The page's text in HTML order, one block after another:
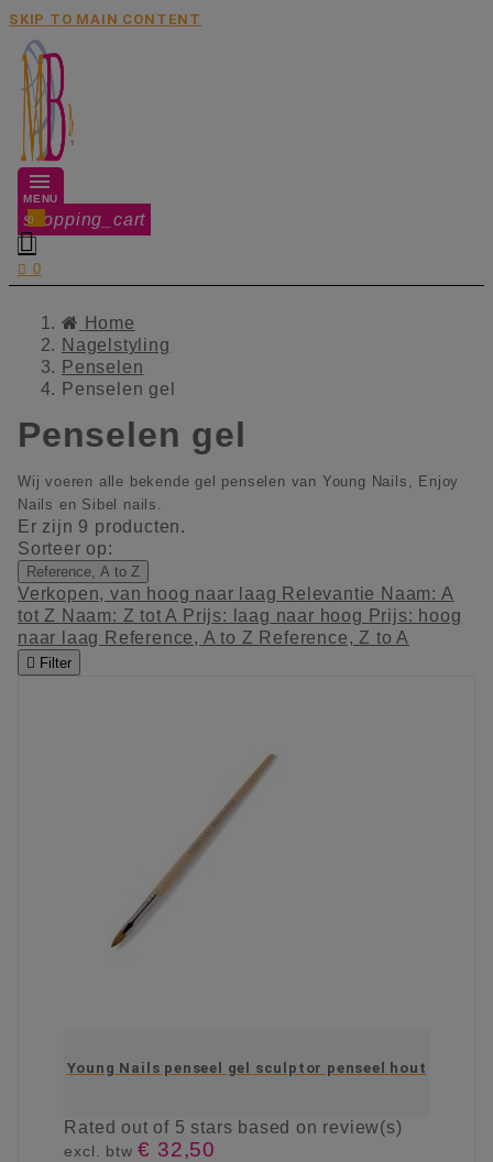
SKIP TO MAIN CONTENT
MENU
shopping_cart
0

 0
Home
Nagelstyling
Penselen
Penselen gel
Penselen gel
Wij voeren alle bekende gel penselen van Young Nails, Enjoy
Nails en Sibel nails.
Er zijn 9 producten.
Sorteer op:
Reference, A to Z
Verkopen, van hoog naar laag Relevantie Naam: A
tot Z Naam: Z tot A Prijs: laag naar hoog Prijs: hoog
naar laag Reference, A to Z Reference, Z to A
 Filter
Young Nails penseel gel sculptor penseel hout
Ratedout of 5 stars based on review(s)
excl. btw€ 32,50